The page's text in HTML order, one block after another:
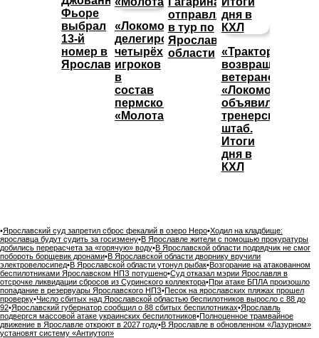
Фьоре
выбрал
13-й
номер в
Ярославле
«Локомотив»
делегировал
четырёх
игроков
в
состав
пермского
«Молота»
отправляется
в тур по
Ярославской
области «Трактор»
возвращает
ветеранов,
«Локомотив»
объявил
тренерский
штаб.
Итоги
дня в
КХЛ
•Ярославский суд запретил сброс фекалий в озеро Неро•Ходил на кладбище:
ярославца будут судить за госизмену•В Ярославле жители с помощью прокуратуры
добились перерасчета за «горячую» воду•В Ярославской области подрядчик не смог
побороть борщевик дронами•В Ярославской области дворнику вручили
электровелосипед•В Ярославской области утонул рыбак•Возгорание на атакованном
беспилотниками Ярославском НПЗ потушено•Суд отказал мэрии Ярославля в
отсрочке ликвидации сбросов из Суринского коллектора•При атаке БПЛА произошло
попадание в резервуары Ярославского НПЗ•Песок на ярославских пляжах прошел
проверку•Число сбитых над Ярославской областью беспилотников выросло с 88 до
92•Ярославский губернатор сообщил о 88 сбитых беспилотниках•Ярославль
подвергся массовой атаке украинских беспилотников•Полноценное трамвайное
движение в Ярославле откроют в 2027 году•В Ярославле в обновленном «Лазурном»
установят систему «Антиутоп»